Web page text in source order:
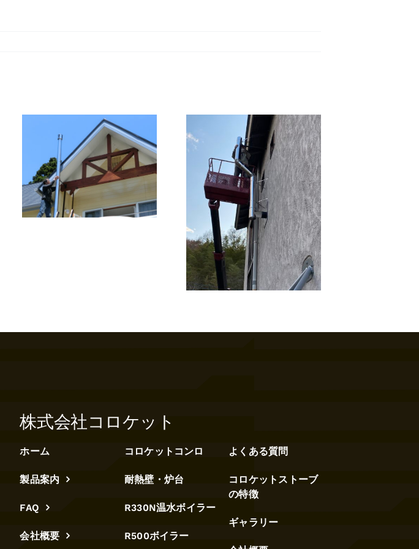
コロケット高所
作業車で煙突工
株式会社コロケット
ホーム
製品案内
FAQ
会社概要
コロケットコンロ
耐熱壁・炉台
R330N温水ボイラー
R500ボイラー
よくある質問
コロケットストーブ
の特徴
ギャラリー